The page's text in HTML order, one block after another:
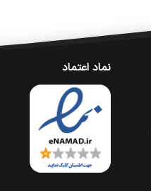
نماد اعتماد